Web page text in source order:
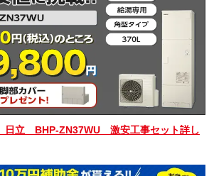
日立 BHP-ZN37WU 激安工事セット詳し